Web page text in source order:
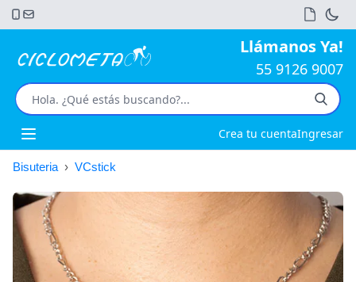
Llámanos Ya!
55 9126 9007
Open main menu Crea tu cuentaIngresar
Bisuteria › VCstick